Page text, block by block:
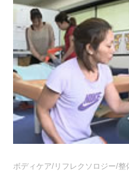
ボディケア/リフレクソロジー/